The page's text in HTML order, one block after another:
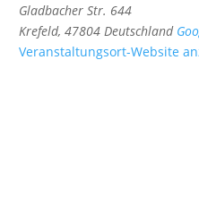
Gladbacher Str. 644
Krefeld, 47804 Deutschland
Veranstaltungsort-Website